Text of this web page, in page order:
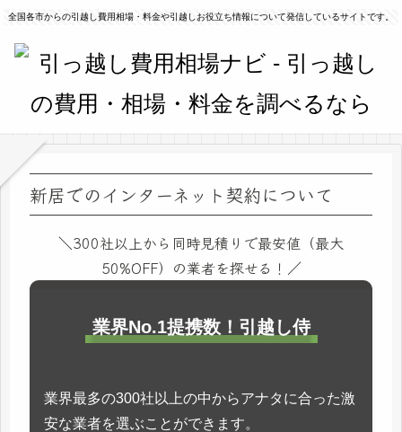
全国各市からの引越し費用相場・料金や引越しお役立ち情報について発信しているサイトです。
新居でのインターネット契約について
＼300社以上から同時見積りで最安値（最大
50%OFF）の業者を探せる！／
業界No.1提携数！引越し侍
業界最多の300社以上の中からアナタに合った激
安な業者を選ぶことができます。